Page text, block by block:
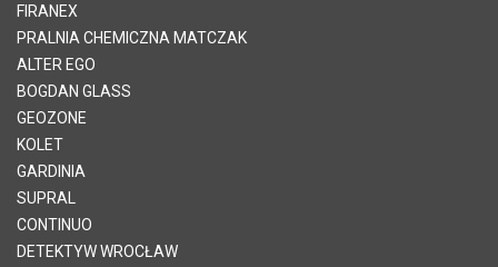
FIRANEX
PRALNIA CHEMICZNA MATCZAK
ALTER EGO
BOGDAN GLASS
GEOZONE
KOLET
GARDINIA
SUPRAL
CONTINUO
DETEKTYW WROCŁAW